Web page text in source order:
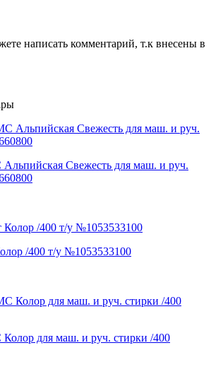
написать комментарий, т.к внесены в
Свежесть для маш. и руч.
/400 т/у №1053533100
для маш. и руч. стирки /400